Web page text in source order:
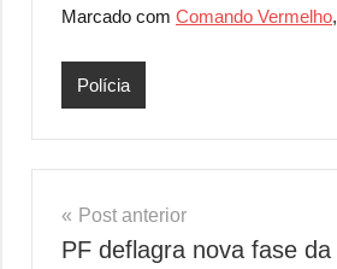
Marcado com Comando Vermelho,
Polícia
Navegação
de
Post anterior
PF deflagra nova fase